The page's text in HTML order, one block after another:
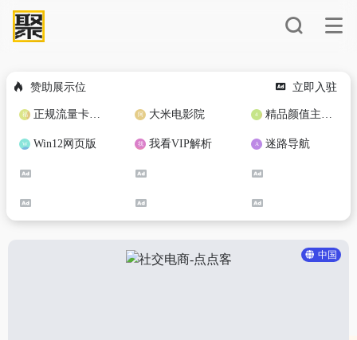
赞助展示位 立即入驻
正规流量卡免费加盟合作 大米电影院 精品颜值主播定制
Win12网页版 我看VIP解析 迷路导航
中国